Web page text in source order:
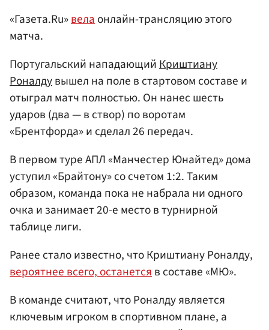
«Газета.Ru»вела онлайн-трансляцию этого
матча.
Португальский нападающийКриштиану
Роналдувышел на поле в стартовом составе и
отыграл матч полностью. Он нанес шесть
ударов (два — в створ) по воротам
«Брентфорда» и сделал 26 передач.
В первом туре АПЛ «Манчестер Юнайтед» дома
уступил «Брайтону» со счетом 1:2. Таким
образом, команда пока не набрала ни одного
очка и занимает 20-е место в турнирной
таблице лиги.
Ранее стало известно, что Криштиану Роналду,
вероятнее всего, останетсяв составе «МЮ».
В команде считают, что Роналду является
ключевым игроком в спортивном плане, а